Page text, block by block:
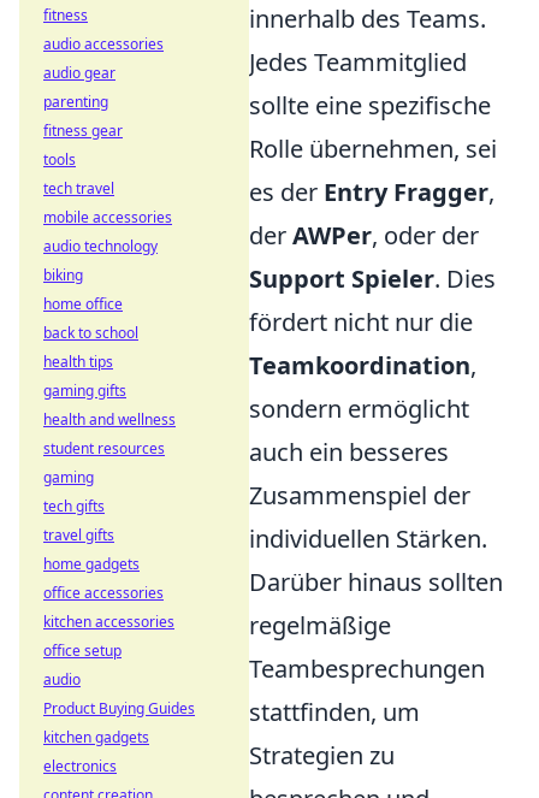
innerhalb des Teams.
Jedes Teammitglied
sollte eine spezifische
Rolle übernehmen, sei
es der Entry Fragger,
derAWPer, oder der
Support Spieler. Dies
fördert nicht nur die
Teamkoordination,
sondern ermöglicht
auch ein besseres
Zusammenspiel der
individuellen Stärken.
Darüber hinaus sollten
regelmäßige
Teambesprechungen
stattfinden, um
Strategien zu
fitness
audio accessories
audio gear
parenting
fitness gear
tools
tech travel
mobile accessories
audio technology
biking
home office
back to school
health tips
gaming gifts
health and wellness
student resources
gaming
tech gifts
travel gifts
home gadgets
office accessories
kitchen accessories
office setup
audio
Product Buying Guides
kitchen gadgets
electronics